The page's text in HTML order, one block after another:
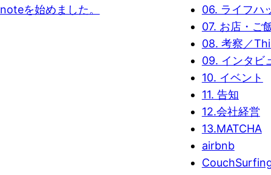
noteを始めました。
06. ライフハ
07. お店・ご
08. 考察／
09. インタビ
10. イベント
11. 告知
12.会社経営
13.MATCHA
airbnb